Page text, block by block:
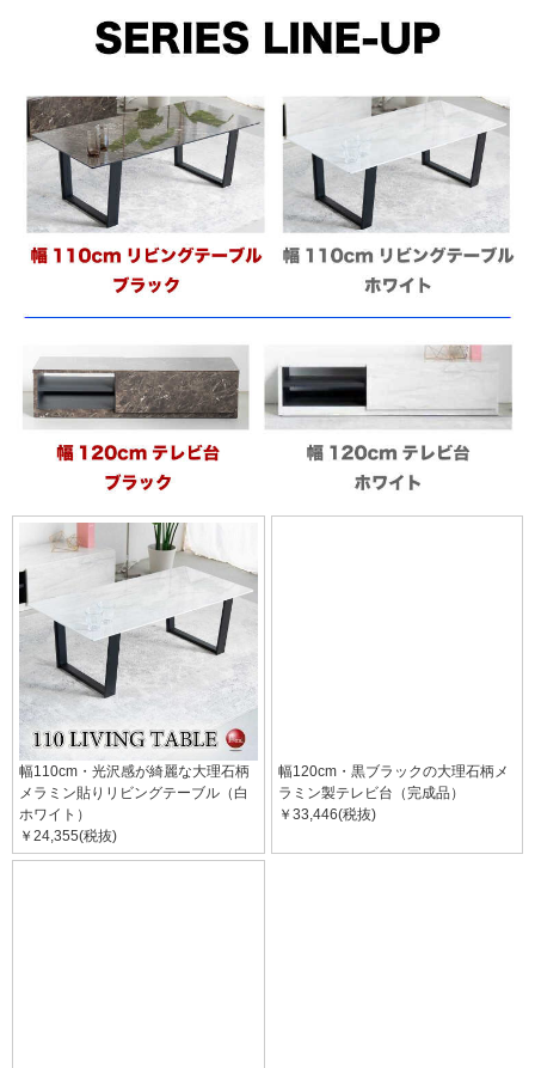
幅110cm・光沢感が綺麗な大理石柄
メラミン貼りリビングテーブル（白
ホワイト）
￥24,355(税抜)
幅120cm・黒ブラックの大理石柄メ
ラミン製テレビ台（完成品）
￥33,446(税抜)